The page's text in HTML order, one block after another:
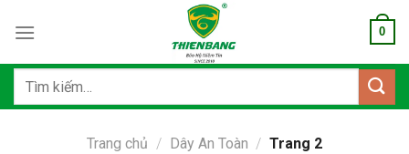
qua
dung
0
Tìm
Trang chủ / Dây An Toàn / Trang 2